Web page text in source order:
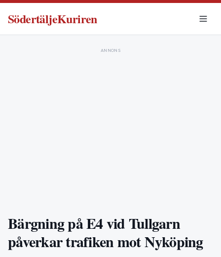
SödertäljeKuriren
ANNONS
Bärgning på E4 vid Tullgarn
påverkar trafiken mot Nyköping